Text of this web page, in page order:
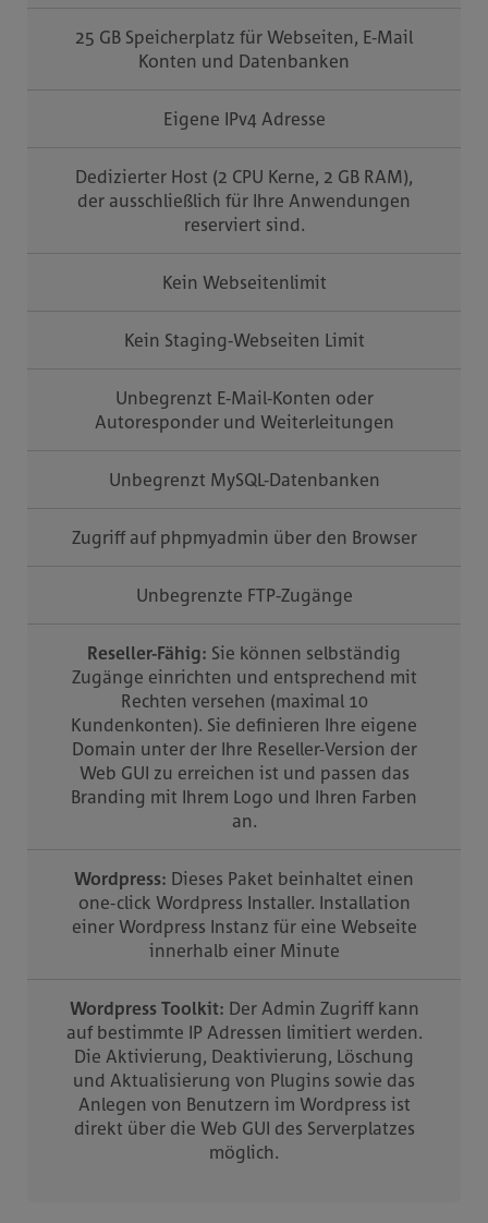
25 GB Speicherplatz für Webseiten, E-Mail
Konten und Datenbanken
Eigene IPv4 Adresse
Dedizierter Host (2 CPU Kerne, 2 GB RAM),
der ausschließlich für Ihre Anwendungen
reserviert sind.
Kein Webseitenlimit
Kein Staging-Webseiten Limit
Unbegrenzt E-Mail-Konten oder
Autoresponder und Weiterleitungen
Unbegrenzt MySQL-Datenbanken
Zugriff auf phpmyadmin über den Browser
Unbegrenzte FTP-Zugänge
Reseller-Fähig: Sie können selbständig
Zugänge einrichten und entsprechend mit
Rechten versehen (maximal 10
Kundenkonten). Sie definieren Ihre eigene
Domain unter der Ihre Reseller-Version der
Web GUI zu erreichen ist und passen das
Branding mit Ihrem Logo und Ihren Farben
an.
Wordpress: Dieses Paket beinhaltet einen
one-click Wordpress Installer. Installation
einer Wordpress Instanz für eine Webseite
innerhalb einer Minute
Wordpress Toolkit: Der Admin Zugriff kann
auf bestimmte IP Adressen limitiert werden.
Die Aktivierung, Deaktivierung, Löschung
und Aktualisierung von Plugins sowie das
Anlegen von Benutzern im Wordpress ist
direkt über die Web GUI des Serverplatzes
möglich.